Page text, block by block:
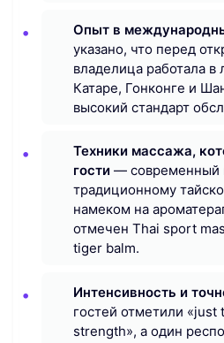
Опыт в
указано, что перед
владелица работала в
Катаре, Гонконге и
высокий стандарт
Техники массажа,
гости — современный
традиционному
намеком на
отмечен Thai sport
tiger balm.
Интенсивность и
гостей отметили
strength», а один